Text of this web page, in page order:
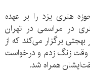
هنری یزد را بر عهده
در مراسمی در تهران
برگزار می‌کند که از
وقت زنگ زدم و درخواست
همراه شد.